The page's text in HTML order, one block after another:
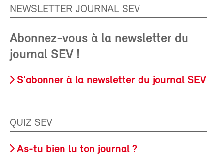
NEWSLETTER JOURNAL SEV
Abonnez-vous à la newsletter du
journal SEV !
S'abonner à la newsletter du journal SEV
QUIZ SEV
As-tu bien lu ton journal ?